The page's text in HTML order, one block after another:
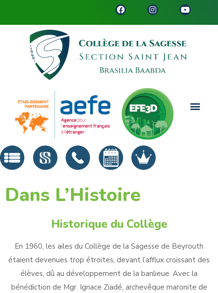
Dans L’Histoire
Historique du Collège
En 1960, les ailes du Collège de la Sagesse de Beyrouth
étaient devenues trop étroites, devant l’afflux croissant des
élèves, dû au développement de la banlieue. Avec la
bénédiction de Mgr. Ignace Ziadé, archevêque maronite de